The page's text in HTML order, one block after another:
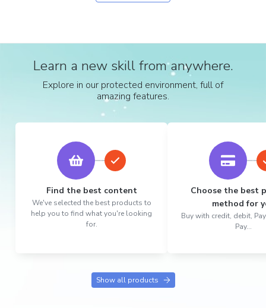
Learn a new skill from anywhere.
Explore in our protected environment, full of
amazing features.
Find the best content
We've selected the best products to
help you to find what you're looking
for.
Choose the best
method for
Buy with credit, debit,
Pay...
Show all products